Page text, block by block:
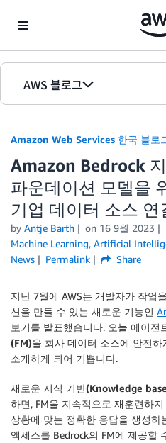
AWS 블로그
홈
에디션
Amazon Web Services 한국 블로
Amazon Bedrock
파운데이션 모델을
기업 데이터 소스 연
by Antje Barth on 16 9월 2023
Machine Learning, Artificial
News
Permalink Share
지난 7월에 AWS는 개발자가 작업
션을 만들 수 있는 새로운 기능인
보기를 발표했습니다. 오늘 에이전
(FM)을 회사 데이터 소스에 안전하
소개하게 되어 기쁩니다.
새로운 지식 기반(Knowledge
하면, FM을 지속적으로 재훈련하
상황에 맞는 정확한 응답을 생성
액세스를 Bedrock의 FM에 제공할